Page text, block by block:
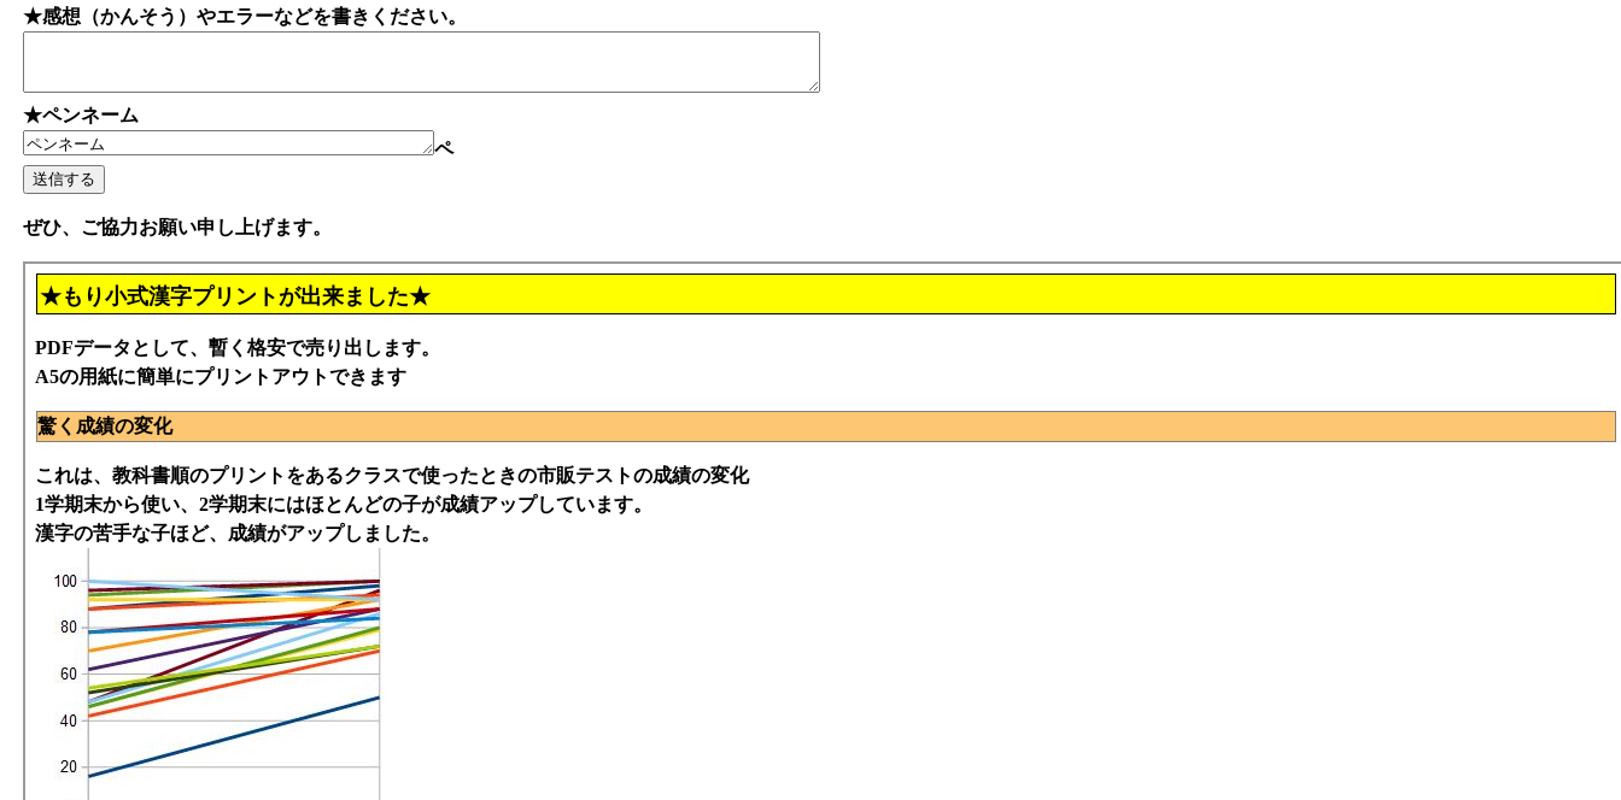
★感想（かんそう）やエラーなどを書きください。
★ペンネーム
ペ
ぜひ、ご協力お願い申し上げます。